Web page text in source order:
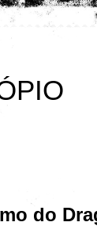
era apenas
do